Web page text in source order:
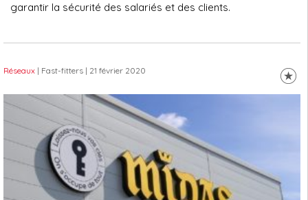
garantir la sécurité des salariés et des clients.
Réseaux | Fast-fitters | 21 février 2020